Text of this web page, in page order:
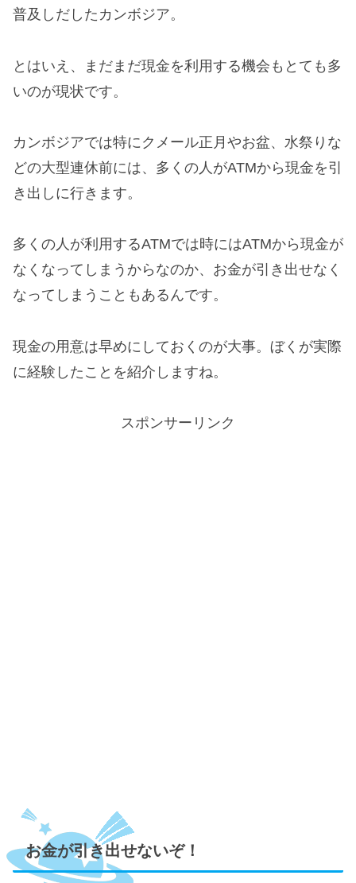
普及しだしたカンボジア。
とはいえ、まだまだ現金を利用する機会もとても多
いのが現状です。
カンボジアでは特にクメール正月やお盆、水祭りな
どの大型連休前には、多くの人がATMから現金を引
き出しに行きます。
多くの人が利用するATMでは時にはATMから現金が
なくなってしまうからなのか、お金が引き出せなく
なってしまうこともあるんです。
現金の用意は早めにしておくのが大事。ぼくが実際
に経験したことを紹介しますね。
スポンサーリンク
お金が引き出せないぞ！